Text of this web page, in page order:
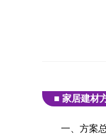
■ 家居建材
一、方案